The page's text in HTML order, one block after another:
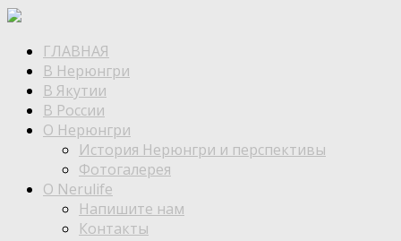
ГЛАВНАЯ
В Нерюнгри
В Якутии
В России
О Нерюнгри
История Нерюнгри и перспективы
Фотогалерея
О Nerulife
Напишите нам
Контакты